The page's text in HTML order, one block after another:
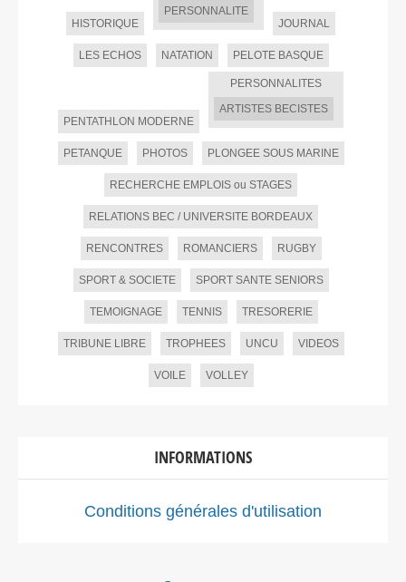
HISTORIQUE
PERSONNALITE
JOURNAL
LES ECHOS NATATION PELOTE BASQUE
PENTATHLON MODERNE
PERSONNALITES
ARTISTES BECISTES
PETANQUE PHOTOS PLONGEE SOUS MARINE
RECHERCHE EMPLOIS ou STAGES
RELATIONS BEC / UNIVERSITE BORDEAUX
RENCONTRES ROMANCIERS RUGBY
SPORT & SOCIETE SPORT SANTE SENIORS
TEMOIGNAGE TENNIS TRESORERIE
TRIBUNE LIBRE TROPHEES UNCU VIDEOS
VOILE VOLLEY
INFORMATIONS
Conditions générales d'utilisation